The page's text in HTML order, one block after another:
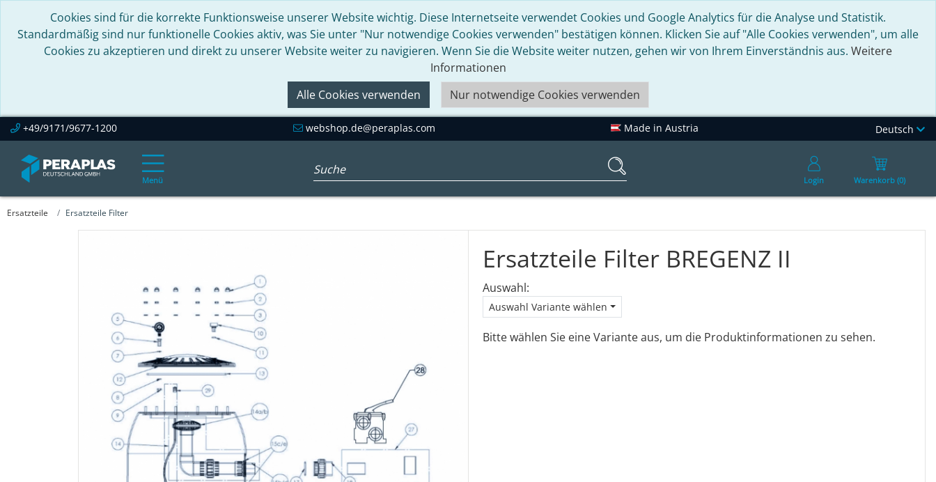
Cookies sind für die korrekte Funktionsweise unserer Website wichtig. Diese Internetseite verwendet Cookies und Google Analytics für die Analyse und Statistik.
Standardmäßig sind nur funktionelle Cookies aktiv, was Sie unter "Nur notwendige Cookies verwenden" bestätigen können. Klicken Sie auf "Alle Cookies verwenden", um alle
Cookies zu akzeptieren und direkt zu unserer Website weiter zu navigieren. Wenn Sie die Website weiter nutzen, gehen wir von Ihrem Einverständnis aus. Weitere
Informationen
Alle Cookies verwenden
Nur notwendige Cookies verwenden
+49/9171/9677-1200 webshop.de@peraplas.com Made in Austria Deutsch
Menü Login Warenkorb (0)
Ersatzteile Ersatzteile Filter
Ersatzteile Filter BREGENZ II
Auswahl:
Auswahl Variante wählen
Bitte wählen Sie eine Variante aus, um die Produktinformationen zu sehen.